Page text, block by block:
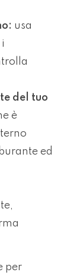
usa
del tuo
è
ed
per